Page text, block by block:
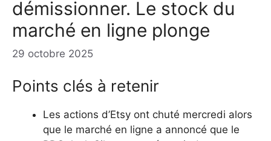
démissionner. Le stock du
marché en ligne plonge
29 octobre 2025
Points clés à retenir
Les actions d’Etsy ont chuté mercredi alors
que le marché en ligne a annoncé que le